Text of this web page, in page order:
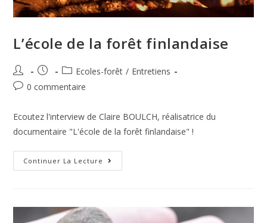
L’école de la forêt finlandaise
Ecoles-forêt / Entretiens
0 commentaire
Ecoutez l'interview de Claire BOULCH, réalisatrice du
documentaire "L'école de la forêt finlandaise" !
Continuer La Lecture